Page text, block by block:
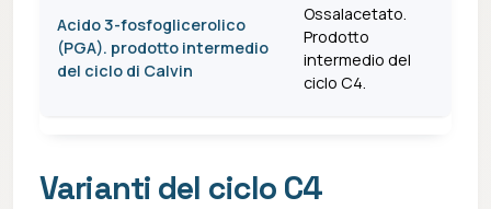
Acido 3-fosfoglicerolico
(PGA). prodotto intermedio
del ciclo di Calvin
Ossalacetato.
Prodotto
intermedio del
ciclo C4.
Varianti del ciclo C4